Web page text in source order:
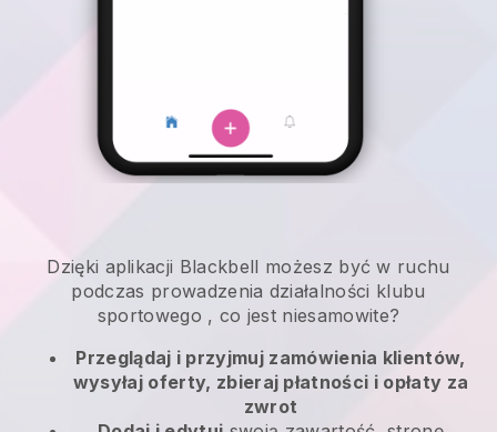
Dzięki aplikacji Blackbell możesz być w ruchu
podczas prowadzenia działalności klubu
sportowego , co jest niesamowite?
Przeglądaj i przyjmuj zamówienia klientów,
wysyłaj oferty, zbieraj płatności i opłaty za
zwrot